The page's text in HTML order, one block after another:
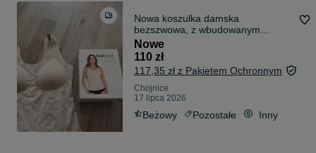
Nowa koszulka damska
bezszwowa, z wbudowanym
biustonoszem bez fiszbin
Nowe
110 zł
117,35 zł z Pakietem Ochronnym
Chojnice
17 lipca 2026
Beżowy Pozostałe Inny